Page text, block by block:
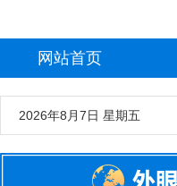
网站首页
2026年8月7日 星期五中共广